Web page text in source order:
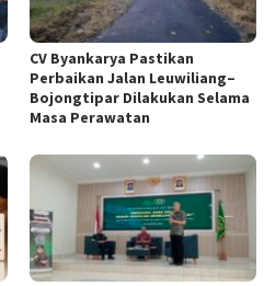
CV Byankarya Pastikan
Perbaikan Jalan Leuwiliang–
Bojongtipar Dilakukan Selama
Masa Perawatan